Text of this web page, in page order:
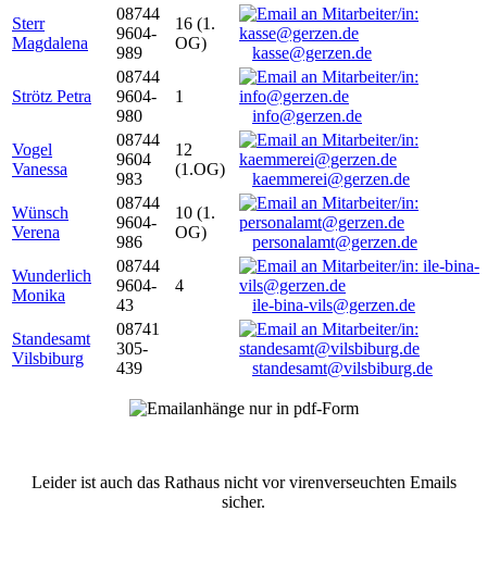
Sterr
Magdalena
08744
9604-
989
16 (1.
OG)
kasse@gerzen.de
Strötz Petra
08744
9604-
980
1
info@gerzen.de
Vogel
Vanessa
08744
9604
983
12
(1.OG)
kaemmerei@gerzen.de
Wünsch
Verena
08744
9604-
986
10 (1.
OG)
personalamt@gerzen.de
Wunderlich
Monika
08744
9604-
43
4
ile-bina-vils@gerzen.de
Standesamt
Vilsbiburg
08741
305-
439
standesamt@vilsbiburg.de
Leider ist auch das Rathaus nicht vor virenverseuchten Emails
sicher.